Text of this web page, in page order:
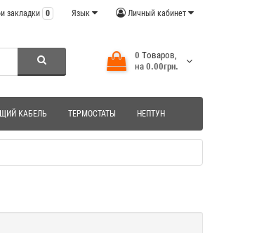
Личный кабинет
Язык
закладки 0
0 Tоваров,
на 0.00грн.
КАБЕЛЬ ТЕРМОСТАТЫ НЕПТУН